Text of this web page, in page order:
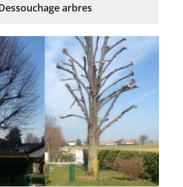
arbres